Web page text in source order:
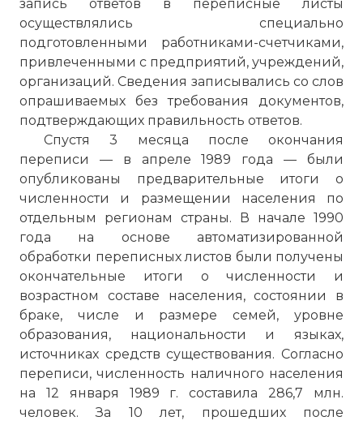
запись ответов в переписные листы
осуществлялись специально
подготовленными работниками-счетчиками,
привлеченными с предприятий, учреждений,
организаций. Сведения записывались со слов
опрашиваемых без требования документов,
подтверждающих правильность ответов.
Спустя 3 месяца после окончания
переписи — в апреле 1989 года — были
опубликованы предварительные итоги о
численности и размещении населения по
отдельным регионам страны. В начале 1990
года на основе автоматизированной
обработки переписных листов были получены
окончательные итоги о численности и
возрастном составе населения, состоянии в
браке, числе и размере семей, уровне
образования, национальности и языках,
источниках средств существования. Согласно
переписи, численность наличного населения
на 12 января 1989 г. составила 286,7 млн.
человек. За 10 лет, прошедших после